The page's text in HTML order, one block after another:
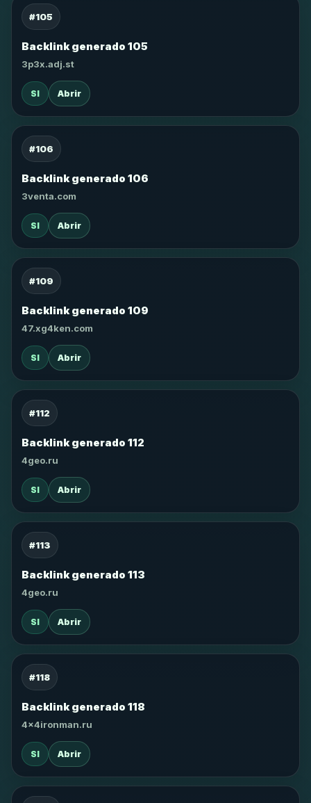
#105
Backlink generado 105
3p3x.adj.st
SI Abrir
#106
Backlink generado 106
3venta.com
SI Abrir
#109
Backlink generado 109
47.xg4ken.com
SI Abrir
#112
Backlink generado 112
4geo.ru
SI Abrir
#113
Backlink generado 113
4geo.ru
SI Abrir
#118
Backlink generado 118
4x4ironman.ru
SI Abrir